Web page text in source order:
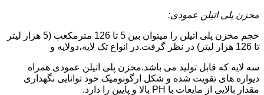
مخزن پلی اتیلن عمودی:
حجم مخزن پلی اتیلن را میتوان بین 5 تا 126 مترمکعب (5 هزار لیتر
تا 126 هزار لیتر) در نظر گرفت.در انواع تک لایه،دولایه و
سه لایه که قابل تولید می باشد.مخزن پلی اتیلن عمودی همراه
دیواره های تقویت شده و شکل ارگونومیک خود توانایی نگهداری
مقدار بالایی از مایعات با PH بالا و پایین را دارد.